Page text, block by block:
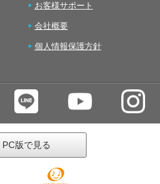
お客様サポート
会社概要
個人情報保護方針
PC版で見る